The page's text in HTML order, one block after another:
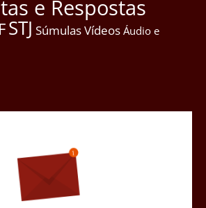
e Respostas
STJ SúmulasVídeos Áudio e